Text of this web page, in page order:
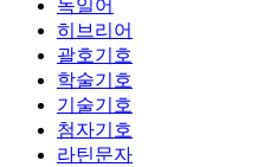
독일어
히브리어
괄호기호
학술기호
기술기호
첨자기호
라틴문자